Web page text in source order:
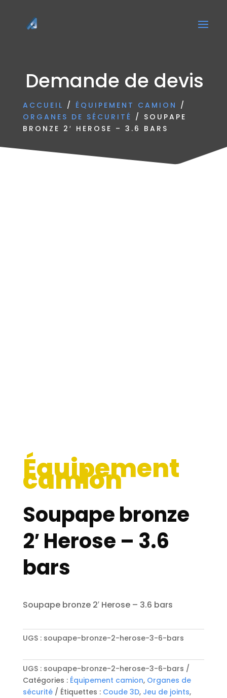
Demande de devis
ACCUEIL / ÉQUIPEMENT CAMION /
ORGANES DE SÉCURITÉ / SOUPAPE
BRONZE 2′ HEROSE – 3.6 BARS
Équipement
camion
Soupape bronze
2′ Herose – 3.6
bars
Soupape bronze 2′ Herose – 3.6 bars
UGS : soupape-bronze-2-herose-3-6-bars
UGS : soupape-bronze-2-herose-3-6-bars
Catégories : Équipement camion, Organes de
sécurité
Étiquettes : Coude 3D, Jeu de joints,